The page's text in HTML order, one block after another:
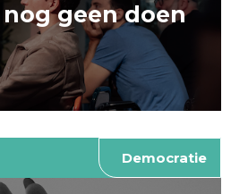
geen doen
Democratie